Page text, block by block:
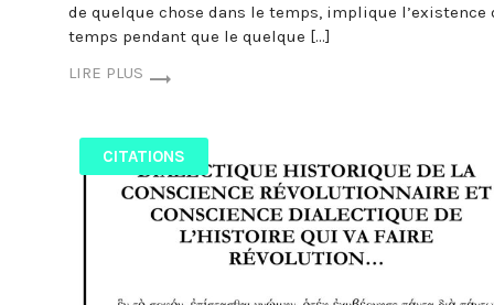
de quelque chose dans le temps, implique l’existence
temps pendant que le quelque […]
LIRE PLUS
CITATIONS